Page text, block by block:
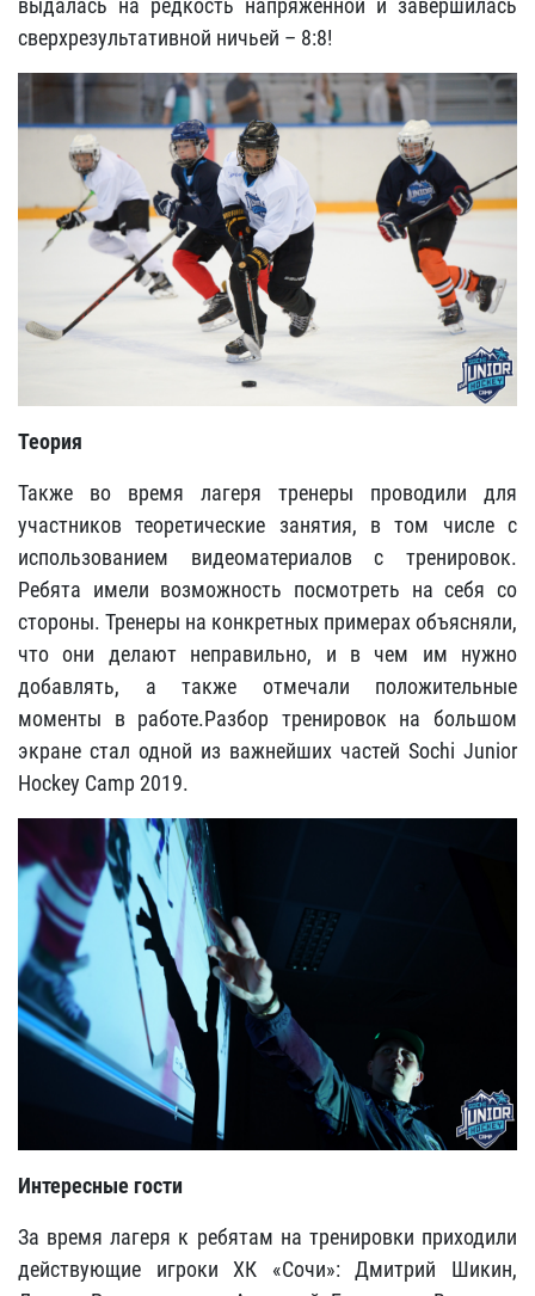
выдалась на редкость напряженной и завершилась
сверхрезультативной ничьей – 8:8!
Теория
Также во время лагеря тренеры проводили для
участников теоретические занятия, в том числе с
использованием видеоматериалов с тренировок.
Ребята имели возможность посмотреть на себя со
стороны. Тренеры на конкретных примерах объясняли,
что они делают неправильно, и в чем им нужно
добавлять, а также отмечали положительные
моменты в работе.Разбор тренировок на большом
экране стал одной из важнейших частей Sochi Junior
Hockey Camp 2019.
Интересные гости
За время лагеря к ребятам на тренировки приходили
действующие игроки ХК «Сочи»: Дмитрий Шикин,